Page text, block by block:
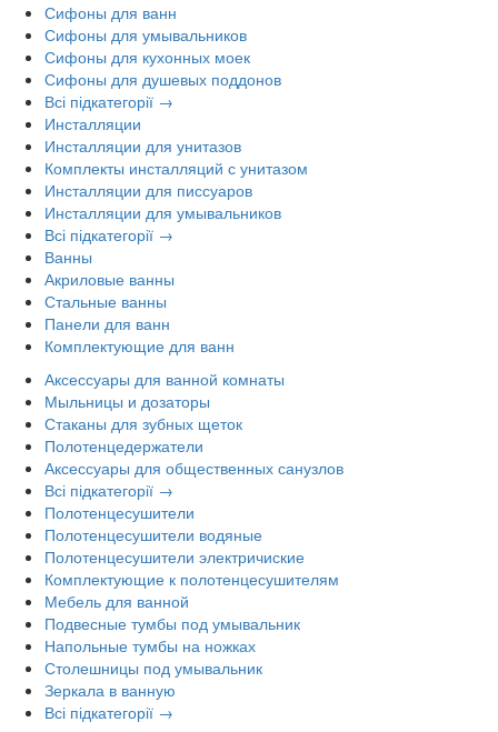
Сифоны для ванн
Сифоны для умывальников
Сифоны для кухонных моек
Сифоны для душевых поддонов
Всі підкатегорії →
Инсталляции
Инсталляции для унитазов
Комплекты инсталляций с унитазом
Инсталляции для писсуаров
Инсталляции для умывальников
Всі підкатегорії →
Ванны
Акриловые ванны
Стальные ванны
Панели для ванн
Комплектующие для ванн
Аксессуары для ванной комнаты
Мыльницы и дозаторы
Стаканы для зубных щеток
Полотенцедержатели
Аксессуары для общественных санузлов
Всі підкатегорії →
Полотенцесушители
Полотенцесушители водяные
Полотенцесушители электричиские
Комплектующие к полотенцесушителям
Мебель для ванной
Подвесные тумбы под умывальник
Напольные тумбы на ножках
Столешницы под умывальник
Зеркала в ванную
Всі підкатегорії →